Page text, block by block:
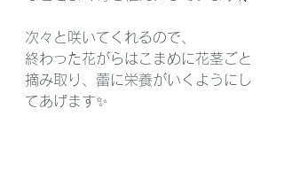
次々と咲いてくれるので、
終わった花がらはこまめに花茎ごと
摘み取り、蕾に栄養がいくようにし
てあげます✨